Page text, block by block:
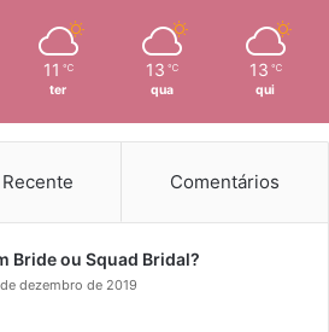
11 ℃
ter
13 ℃
qua
13 ℃
qui
Recente Comentários
Bride ou Squad Bridal?
dezembro de 2019